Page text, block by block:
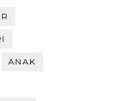
ANAK